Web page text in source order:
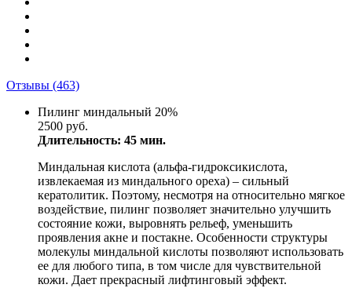
Отзывы (463)
Пилинг миндальный 20%
2500 руб.
Длительность: 45 мин.
Миндальная кислота (альфа-гидроксикислота,
извлекаемая из миндального ореха) – сильный
кератолитик. Поэтому, несмотря на относительно мягкое
воздействие, пилинг позволяет значительно улучшить
состояние кожи, выровнять рельеф, уменьшить
проявления акне и постакне. Особенности структуры
молекулы миндальной кислоты позволяют использовать
ее для любого типа, в том числе для чувствительной
кожи. Дает прекрасный лифтинговый эффект.